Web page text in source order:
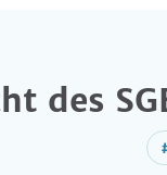
des